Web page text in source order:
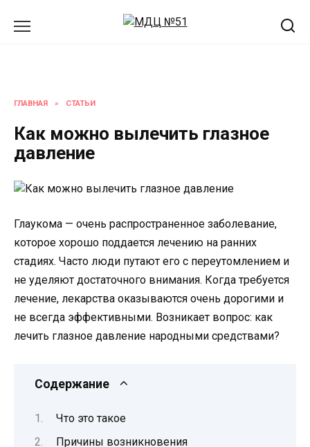
ГЛАВНАЯ » СТАТЬИ
Как можно вылечить глазное
давление
Глаукома — очень распространенное заболевание,
которое хорошо поддается лечению на ранних
стадиях. Часто люди путают его с переутомлением и
не уделяют достаточного внимания. Когда требуется
лечение, лекарства оказываются очень дорогими и
не всегда эффективными. Возникает вопрос: как
лечить глазное давление народными средствами?
Содержание
Что это такое
Причины возникновения